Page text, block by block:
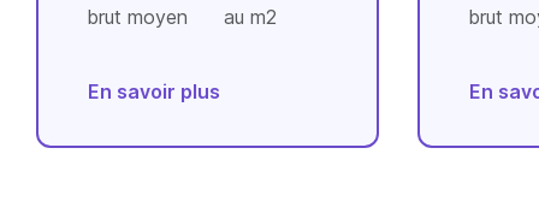
brut moyen
au m2
En savoir plus
brut
En